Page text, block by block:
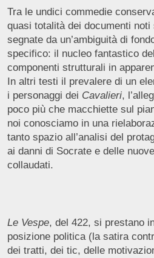
Tra le undici commedie
quasi totalità dei documenti
segnate da un’ambiguità di
specifico: il nucleo fantastico
componenti strutturali in
In altri testi il prevalere di un
i personaggi dei Cavalieri,
poco più che macchiette sul
noi conosciamo in una
tanto spazio all’analisi del
ai danni di Socrate e delle
collaudati.
Le Vespe, del 422, si prestano
posizione politica (la satira
dei tratti, dei tic, delle